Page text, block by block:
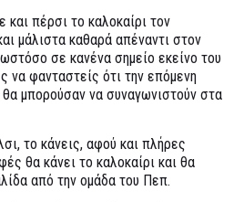
πέρσι το καλοκαίρι τον
μάλιστα καθαρά απέναντι στον
σε κανένα σημείο εκείνο του
να φανταστείς ότι την επόμενη
θα μπορούσαν να συναγωνιστούν στα
το κάνεις, αφού και πλήρες
θα κάνει το καλοκαίρι και θα
από την ομάδα του Πεπ.